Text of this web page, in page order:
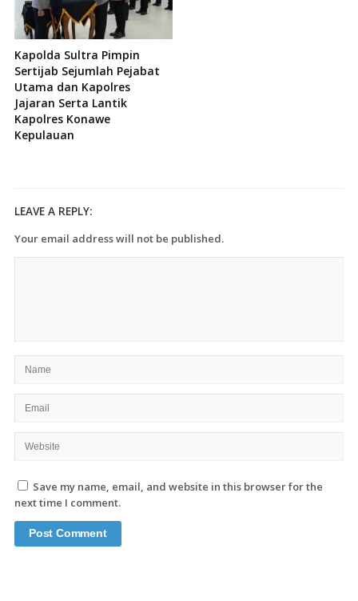
Kapolda Sultra Pimpin
Sertijab Sejumlah Pejabat
Utama dan Kapolres
Jajaran Serta Lantik
Kapolres Konawe
Kepulauan
LEAVE A REPLY:
Your email address will not be published.
Save my name, email, and website in this browser for the
next time I comment.